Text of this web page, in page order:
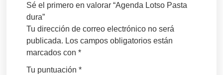
Sé el primero en valorar “Agenda Lotso Pasta
dura”
Tu dirección de correo electrónico no será
publicada. Los campos obligatorios están
marcados con*
Tu puntuación*